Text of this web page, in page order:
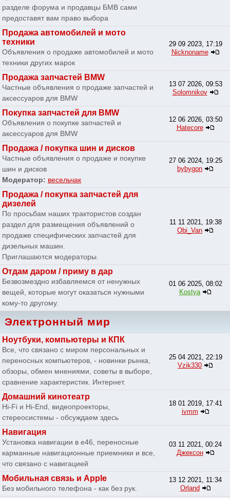
разделе форума и продавцы БМВ сами
предоставят вам право выбора
Продажа автомобилей и мото
техники
Объявления о продаже автомобилей и мото
техники других марок
29 09 2023, 17:19
Nicknoname
Продажа запчастей BMW
Частные объявления о продаже запчастей и
аксессуаров для BMW
13 07 2026, 09:53
Solomnikov
Покупка запчастей для BMW
Объявления о покупке запчастей и
аксессуаров для BMW
12 06 2026, 03:50
Hatecore
Продажа / покупка шин и дисков
Частные объявления о продаже и покупке
шин и дисков
Модератор: весельчак
27 06 2024, 19:25
bybygon
Продажа / покупка запчастей для
дизелей
По просьбам наших трактористов создан
раздел для размещения объявлений о
продаже специфических запчастей для
дизельных машин.
Приглашаются модераторы.
11 11 2021, 19:38
Obi_Van
Отдам даром / приму в дар
Безвозмездно избавляемся от ненужных
вещей, которые могут оказаться нужными
кому-то другому.
01 06 2025, 08:02
Kostya
Электронный мир
Ноутбуки, компьютеры и КПК
Все, что связано с миром персональных и
переносных компьютеров, - новинки рынка,
обзоры, обмен мнениями, советы в выборе,
сравнение характеристик. Интернет.
25 04 2021, 22:19
Vzik330
Домашний кинотеатр
Hi-Fi и Hi-End, видеопроекторы,
стереосистемы - обсуждаем здесь
18 01 2019, 17:41
ivmm
Навигация
Установка навигации в e46, переносные
карманные навигационные приемники и все,
что связано с навигацией
03 11 2021, 00:24
Джексон
Мобильная связь и Apple
Без мобильного телефона - как без рук.
13 12 2021, 11:34
Orland